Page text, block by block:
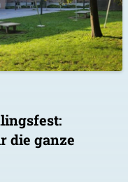
die ganze